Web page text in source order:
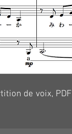
de voix, PDF